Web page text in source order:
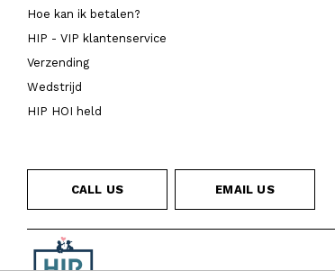
Hoe kan ik betalen?
HIP - VIP klantenservice
Verzending
Wedstrijd
HIP HOI held
CALL US EMAIL US